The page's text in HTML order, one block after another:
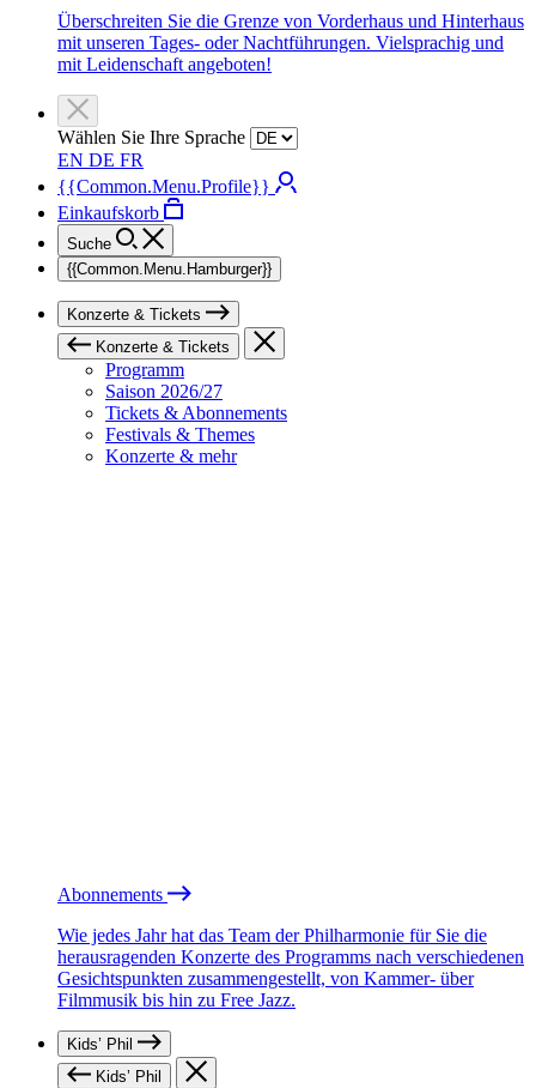
Überschreiten Sie die Grenze von Vorderhaus und Hinterhaus
mit unseren Tages- oder Nachtführungen. Vielsprachig und
mit Leidenschaft angeboten!
Wählen Sie Ihre Sprache
EN DE FR
{{Common.Menu.Profile}}
Einkaufskorb
Suche
{{Common.Menu.Hamburger}}
Konzerte & Tickets
Konzerte & Tickets
Programm
Saison 2026/27
Tickets & Abonnements
Festivals & Themes
Konzerte & mehr
Abonnements
Wie jedes Jahr hat das Team der Philharmonie für Sie die
herausragenden Konzerte des Programms nach verschiedenen
Gesichtspunkten zusammengestellt, von Kammer- über
Filmmusik bis hin zu Free Jazz.
Kids’ Phil
Kids’ Phil